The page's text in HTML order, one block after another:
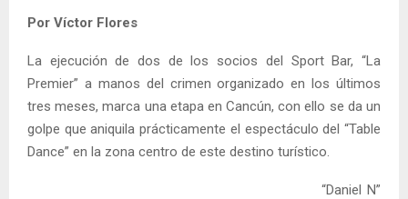
Por Víctor Flores
La ejecución de dos de los socios del Sport Bar, “La
Premier” a manos del crimen organizado en los últimos
tres meses, marca una etapa en Cancún, con ello se da un
golpe que aniquila prácticamente el espectáculo del “Table
Dance” en la zona centro de este destino turístico.
“Daniel N”